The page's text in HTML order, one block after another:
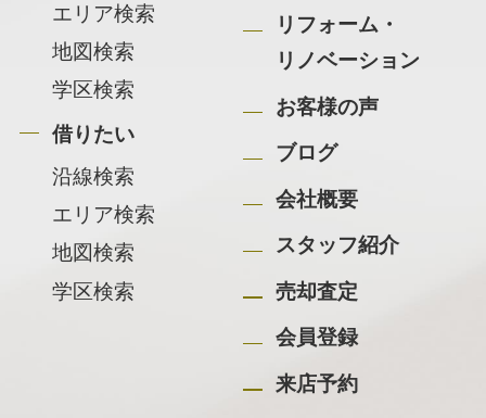
エリア検索
地図検索
学区検索
借りたい
沿線検索
エリア検索
地図検索
学区検索
リフォーム・
リノベーション
お客様の声
ブログ
会社概要
スタッフ紹介
売却査定
会員登録
来店予約